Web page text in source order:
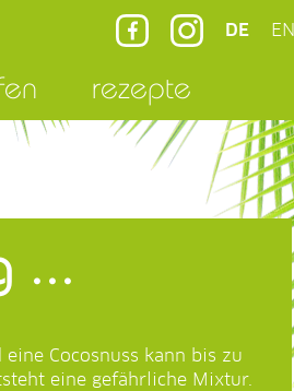
DE EN
rezepte
...
eine Cocosnuss kann bis zu
eine gefährliche Mixtur.